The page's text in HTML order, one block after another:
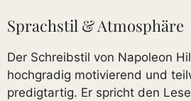
Sprachstil & Atmosphäre
Der Schreibstil von Napoleon
hochgradig motivierend und
predigtartig. Er spricht den